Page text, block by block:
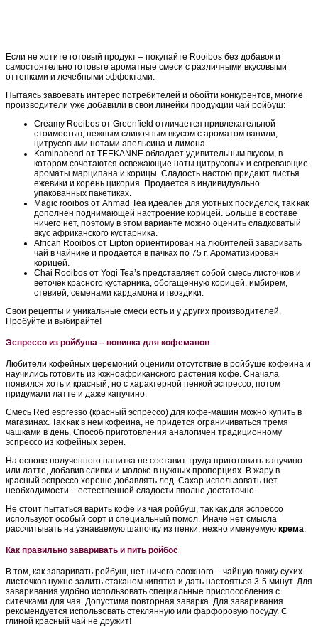
Если не хотите готовый продукт – покупайте Rooibos без добавок и
самостоятельно готовьте ароматные смеси с различными вкусовыми
оттенками и лечебными эффектами.
Пытаясь завоевать интерес потребителей и обойти конкурентов, многие
производители уже добавили в свои линейки продукции чай ройбуш:
Creamy Rooibos от Greenfield отличается привлекательной
стоимостью, нежным сливочным вкусом с ароматом ванили,
цитрусовыми нотами апельсина и лимона.
Kaminabend от TEEKANNE обладает удивительным вкусом, в
котором сочетаются освежающие ноты цитрусовых и согревающие
ароматы марципана и корицы. Сладость настою придают листья
ежевики и корень цикория. Продается в индивидуально
упакованных пакетиках.
Magic rooibos от Ahmad Tea идеален для уютных посиделок, так как
дополнен поднимающей настроение корицей. Больше в составе
ничего нет, поэтому в этом варианте можно оценить сладковатый
вкус африканского кустарника.
African Rooibos от Lipton ориентирован на любителей заваривать
чай в чайнике и продается в пачках по 75 г. Ароматизирован
корицей.
Chai Rooibos от Yogi Tea’s представляет собой смесь листочков и
веточек красного кустарника, обогащенную корицей, имбирем,
стевией, семенами кардамона и гвоздики.
Свои рецепты и уникальные смеси есть и у других производителей.
Пробуйте и выбирайте!
Эспрессо из ройбуша – новинка для кофеманов
Любители кофейных церемоний оценили отсутствие в ройбуше кофеина и
научились готовить из южноафриканского растения кофе. Сначала
появился хоть и красный, но с характерной пенкой эспрессо, потом
придумали латте и даже капучино.
Смесь Red espresso (красный эспрессо) для кофе-машин можно купить в
магазинах. Так как в нем кофеина, не придется ограничиваться тремя
чашками в день. Способ приготовления аналогичен традиционному
эспрессо из кофейных зерен.
На основе полученного напитка не составит труда приготовить капучино
или латте, добавив сливки и молоко в нужных пропорциях. В жару в
красный эспрессо хорошо добавлять лед. Сахар использовать нет
необходимости – естественной сладости вполне достаточно.
Не стоит пытаться варить кофе из чая ройбуш, так как для эспрессо
используют особый сорт и специальный помол. Иначе нет смысла
рассчитывать на узнаваемую шапочку из пенки, нежно именуемую крема.
Как правильно заваривать и пить ройбос
В том, как заваривать ройбуш, нет ничего сложного – чайную ложку сухих
листочков нужно залить стаканом кипятка и дать настояться 3-5 минут. Для
заваривания удобно использовать специальные приспособления с
ситечками для чая. Допустима повторная заварка. Для заваривания
рекомендуется использовать стеклянную или фарфоровую посуду. С
глиной красный чай не дружит!